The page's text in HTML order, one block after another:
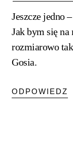
Jeszcze jedno
Jak bym się na
rozmiarowo
Gosia.
ODPOWIEDZ